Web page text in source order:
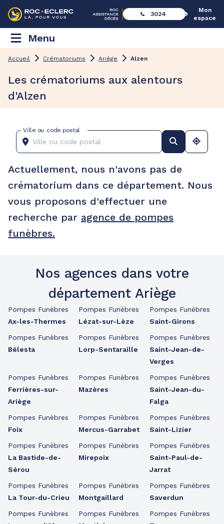
3024
Mon
espace
Menu
Accueil Crématoriums Ariège Alzen
Les crématoriums aux alentours
d'Alzen
Ville ou code postal
Actuellement, nous n'avons pas de
crématorium dans ce département. Nous
vous proposons d'effectuer une
recherche par agence de pompes
funèbres.
Nos agences dans votre
département Ariège
Pompes Funèbres
Ax-les-Thermes
Pompes Funèbres
Bélesta
Pompes Funèbres
Ferrières-sur-
Ariège
Pompes Funèbres
Foix
Pompes Funèbres
La Bastide-de-
Sérou
Pompes Funèbres
La Tour-du-Crieu
Pompes Funèbres
Pompes Funèbres
Lézat-sur-Lèze
Pompes Funèbres
Lorp-Sentaraille
Pompes Funèbres
Mazères
Pompes Funèbres
Mercus-Garrabet
Pompes Funèbres
Mirepoix
Pompes Funèbres
Montgaillard
Pompes Funèbres
Pompes Funèbres
Saint-Girons
Pompes Funèbres
Saint-Jean-de-
Verges
Pompes Funèbres
Saint-Jean-du-
Falga
Pompes Funèbres
Saint-Lizier
Pompes Funèbres
Saint-Paul-de-
Jarrat
Pompes Funèbres
Saverdun
Pompes Funèbres